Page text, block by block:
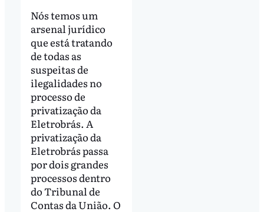
Nós temos um
arsenal jurídico
que está tratando
de todas as
suspeitas de
ilegalidades no
processo de
privatização da
Eletrobrás. A
privatização da
Eletrobrás passa
por dois grandes
processos dentro
do Tribunal de
Contas da União. O